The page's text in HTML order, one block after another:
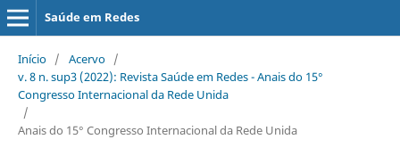
Saúde em Redes
Início / Acervo /
v. 8 n. sup3 (2022): Revista Saúde em Redes - Anais do 15°
Congresso Internacional da Rede Unida
/
Anais do 15° Congresso Internacional da Rede Unida